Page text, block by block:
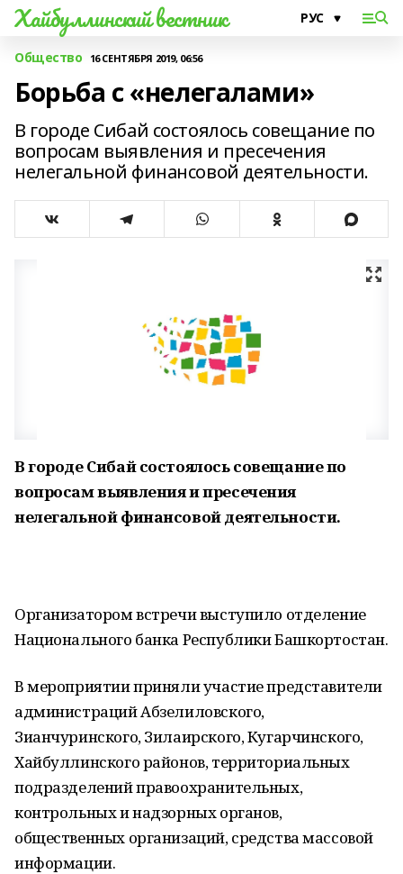
Хайбуллинский вестник
Общество 16 СЕНТЯБРЯ 2019, 06:56
Борьба с «нелегалами»
В городе Сибай состоялось совещание по
вопросам выявления и пресечения
нелегальной финансовой деятельности.
В городе Сибай состоялось совещание по
вопросам выявления и пресечения
нелегальной финансовой деятельности.
Организатором встречи выступило отделение
Национального банка Республики Башкортостан.
В мероприятии приняли участие представители
администраций Абзелиловского,
Зианчуринского, Зилаирского, Кугарчинского,
Хайбуллинского районов, территориальных
подразделений правоохранительных,
контрольных и надзорных органов,
общественных организаций, средства массовой
информации.